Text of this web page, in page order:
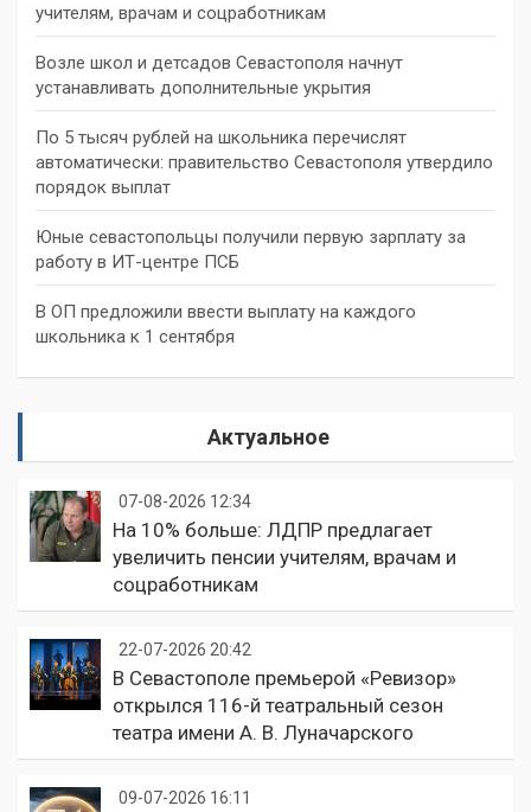
учителям, врачам и соцработникам
Возле школ и детсадов Севастополя начнут
устанавливать дополнительные укрытия
По 5 тысяч рублей на школьника перечислят
автоматически: правительство Севастополя утвердило
порядок выплат
Юные севастопольцы получили первую зарплату за
работу в ИТ-центре ПСБ
В ОП предложили ввести выплату на каждого
школьника к 1 сентября
Актуальное
07-08-2026 12:34
На 10% больше: ЛДПР предлагает
увеличить пенсии учителям, врачам и
соцработникам
22-07-2026 20:42
В Севастополе премьерой «Ревизор»
открылся 116-й театральный сезон
театра имени А. В. Луначарского
09-07-2026 16:11